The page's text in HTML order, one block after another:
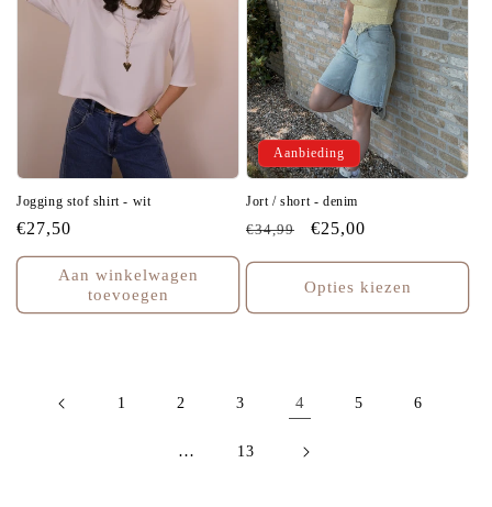
Jogging stof shirt - wit
Normale
prijs
€27,50
Aan winkelwagen
toevoegen
Aanbieding
Jort / short - denim
Normale
€34,99 Aanbiedingsprijs
€25,00
Opties kiezen
1 2 3 4 5 6
… 13